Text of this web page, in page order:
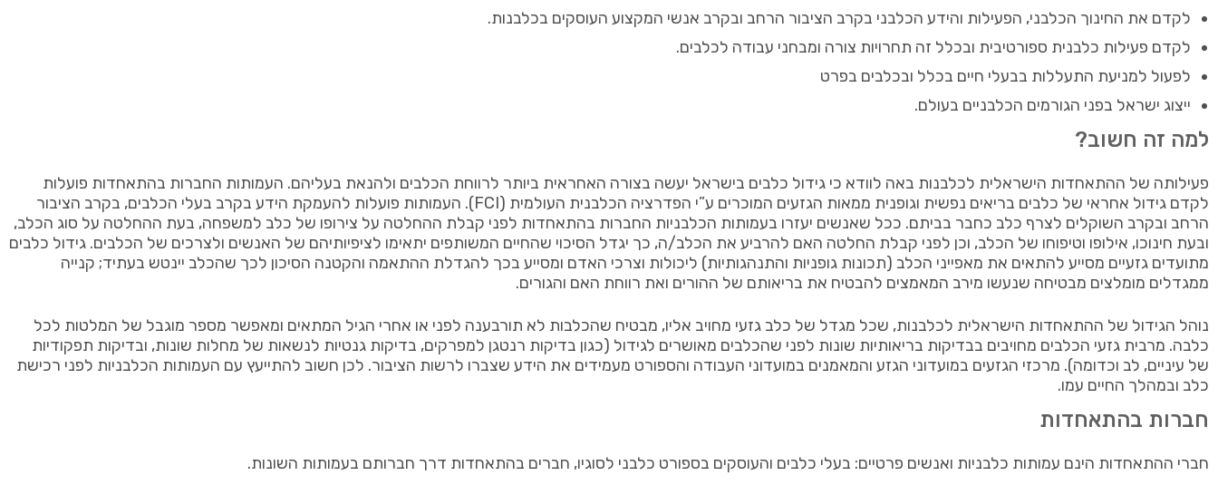
לקדם את החינוך הכלבני, הפעילות והידע הכלבני בקרב הציבור הרחב ובקרב אנשי המקצוע העוסקים בכלבנות.
לקדם פעילות כלבנית ספורטיבית ובכלל זה תחרויות צורה ומבחני עבודה לכלבים.
לפעול למניעת התעללות בבעלי חיים בכלל ובכלבים בפרט
ייצוג ישראל בפני הגורמים הכלבניים בעולם.
למה זה חשוב?
פעילותה של ההתאחדות הישראלית לכלבנות באה לוודא כי גידול כלבים בישראל יעשה בצורה האחראית ביותר לרווחת הכלבים ולהנאת בעליהם. העמותות החברות בהתאחדות פועלות
לקדם גידול אחראי של כלבים בריאים נפשית וגופנית ממאות הגזעים המוכרים ע”י הפדרציה הכלבנית העולמית (FCI). העמותות פועלות להעמקת הידע בקרב בעלי הכלבים, בקרב הציבור
הרחב ובקרב השוקלים לצרף כלב כחבר בביתם. ככל שאנשים יעזרו בעמותות הכלבניות החברות בהתאחדות לפני קבלת ההחלטה על צירופו של כלב למשפחה, בעת ההחלטה על סוג הכלב,
ובעת חינוכו, אילופו וטיפוחו של הכלב, וכן לפני קבלת החלטה האם להרביע את הכלב/ה, כך יגדל הסיכוי שהחיים המשותפים יתאימו לציפיותיהם של האנשים ולצרכים של הכלבים. גידול כלבים
מתועדים גזעיים מסייע להתאים את מאפייני הכלב (תכונות גופניות והתנהגותיות) ליכולות וצרכי האדם ומסייע בכך להגדלת ההתאמה והקטנה הסיכון לכך שהכלב יינטש בעתיד; קנייה
ממגדלים מומלצים מבטיחה שנעשו מירב המאמצים להבטיח את בריאותם של ההורים ואת רווחת האם והגורים.
נוהל הגידול של ההתאחדות הישראלית לכלבנות, שכל מגדל של כלב גזעי מחויב אליו, מבטיח שהכלבות לא תורבענה לפני או אחרי הגיל המתאים ומאפשר מספר מוגבל של המלטות לכל
כלבה. מרבית גזעי הכלבים מחויבים בבדיקות בריאותיות שונות לפני שהכלבים מאושרים לגידול (כגון בדיקות רנטגן למפרקים, בדיקות גנטיות לנשאות של מחלות שונות, ובדיקות תפקודיות
של עיניים, לב וכדומה). מרכזי הגזעים במועדוני הגזע והמאמנים במועדוני העבודה והספורט מעמידים את הידע שצברו לרשות הציבור. לכן חשוב להתייעץ עם העמותות הכלבניות לפני רכישת
כלב ובמהלך החיים עמו.
חברות בהתאחדות
חברי ההתאחדות הינם עמותות כלבניות ואנשים פרטיים: בעלי כלבים והעוסקים בספורט כלבני לסוגיו, חברים בהתאחדות דרך חברותם בעמותות השונות.